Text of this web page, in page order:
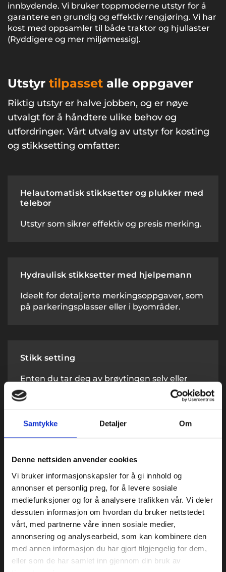
Samtykke Detaljer Om
Denne nettsiden anvender cookies
Vi bruker informasjonskapsler for å gi innhold og
annonser et personlig preg, for å levere sosiale
mediefunksjoner og for å analysere trafikken vår. Vi deler
dessuten informasjon om hvordan du bruker nettstedet
vårt, med partnerne våre innen sosiale medier,
annonsering og analysearbeid, som kan kombinere den
med annen informasjon du har gjort tilgjengelig for dem,
eller som de har samlet inn gjennom din bruk av
innbydende. Vi bruker toppmoderne utstyr for å
garantere en grundig og effektiv rengjøring. Vi har
kost med oppsamler til både traktor og hjullaster
(Ryddigere og mer miljømessig).
Utstyr tilpasset alle oppgaver
Riktig utstyr er halve jobben, og er nøye
utvalgt for å håndtere ulike behov og
utfordringer. Vårt utvalg av utstyr for kosting
og stikksetting omfatter:
Helautomatisk stikksetter og plukker med
telebor
Utstyr som sikrer effektiv og presis merking.
Hydraulisk stikksetter med hjelpemann
Ideelt for detaljerte merkingsoppgaver, som
på parkeringsplasser eller i byområder.
Stikk setting
Enten du tar deg av brøytingen selv eller
overlater jobben til andre, er det viktig å
markere områder for å forebygge skader
under snøfall. Vi tilbyr nedsetting av
brøytestikker for både små og store arealer,
både manuelle og automatiske stikksettere,